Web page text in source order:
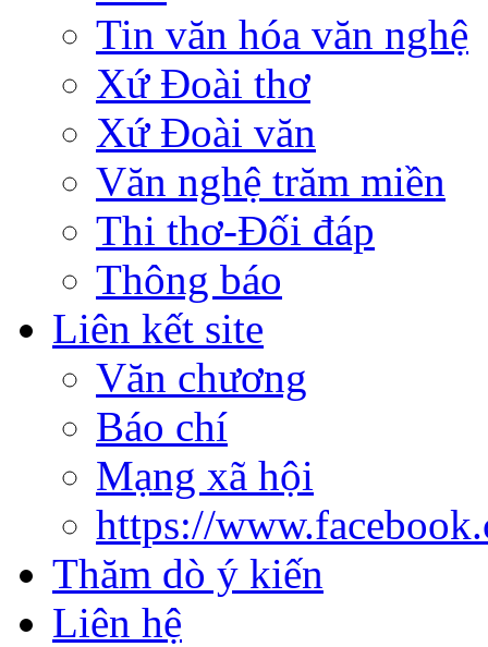
Tin văn hóa văn nghệ
Xứ Đoài thơ
Xứ Đoài văn
Văn nghệ trăm miền
Thi thơ-Đối đáp
Thông báo
Liên kết site
Văn chương
Báo chí
Mạng xã hội
https://
Thăm dò ý kiến
Liên hệ